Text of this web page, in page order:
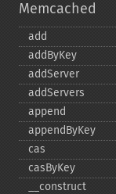
Memcached
add
addByKey
addServer
addServers
append
appendByKey
cas
casByKey
_​_​construct